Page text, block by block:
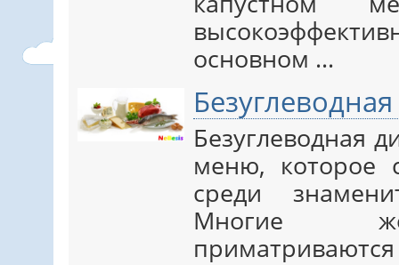
основном ...
Безуглеводная
меню, которое
среди
Многие
приматриваются